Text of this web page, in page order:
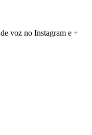
voz no Instagram e +